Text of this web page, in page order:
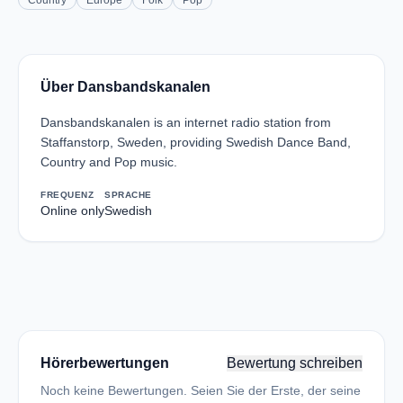
Über Dansbandskanalen
Dansbandskanalen is an internet radio station from
Staffanstorp, Sweden, providing Swedish Dance Band,
Country and Pop music.
FREQUENZ
Online only
SPRACHE
Swedish
Hörerbewertungen Bewertung schreiben
Noch keine Bewertungen. Seien Sie der Erste, der seine